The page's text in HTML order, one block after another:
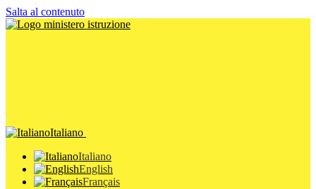
Salta al contenuto
Italiano
Italiano
English
Français